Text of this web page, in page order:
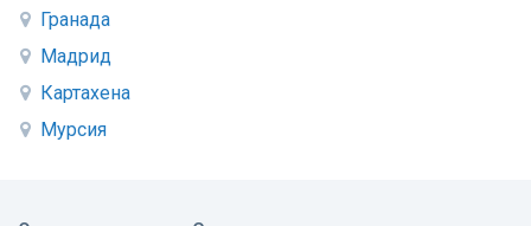
Гранада
Мадрид
Картахена
Мурсия